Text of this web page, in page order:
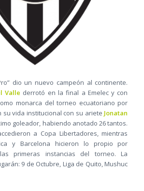
dio un nuevo campeón al continente.
Valle derrotó en la final a Emelec y con
monarca del torneo ecuatoriano por
su vida institucional con su ariete Jonatan
goleador, habiendo anotado 26 tantos.
a Copa Libertadores, mientras
y Barcelona hicieron lo propio por
primeras instancias del torneo. La
9 de Octubre, Liga de Quito, Mushuc